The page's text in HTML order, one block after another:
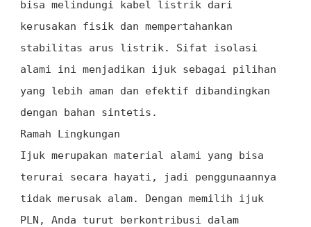
bisa melindungi kabel listrik dari
kerusakan fisik dan mempertahankan
stabilitas arus listrik. Sifat isolasi
alami ini menjadikan ijuk sebagai pilihan
yang lebih aman dan efektif dibandingkan
dengan bahan sintetis.
Ramah Lingkungan
Ijuk merupakan material alami yang bisa
terurai secara hayati, jadi penggunaannya
tidak merusak alam. Dengan memilih ijuk
PLN, Anda turut berkontribusi dalam